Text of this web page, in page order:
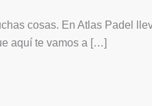
cosas. En Atlas Padel
aquí te vamos a […]